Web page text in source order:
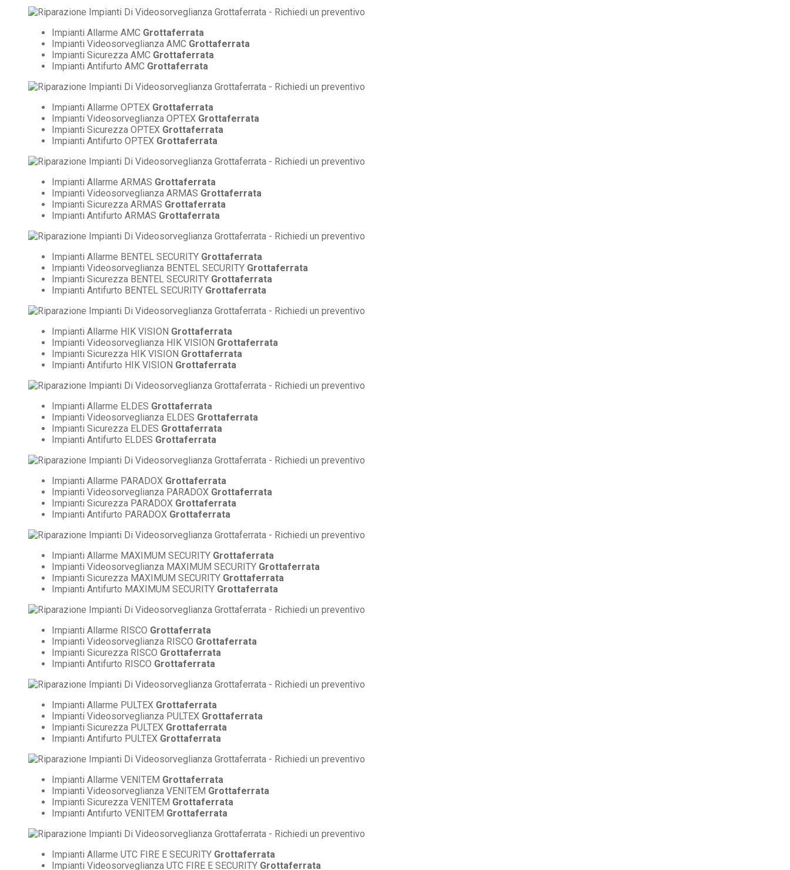
Impianti Allarme AMC Grottaferrata
Impianti Videosorveglianza AMC Grottaferrata
Impianti Sicurezza AMC Grottaferrata
Impianti Antifurto AMC Grottaferrata
Impianti Allarme OPTEX Grottaferrata
Impianti Videosorveglianza OPTEX Grottaferrata
Impianti Sicurezza OPTEX Grottaferrata
Impianti Antifurto OPTEX Grottaferrata
Impianti Allarme ARMAS Grottaferrata
Impianti Videosorveglianza ARMAS Grottaferrata
Impianti Sicurezza ARMAS Grottaferrata
Impianti Antifurto ARMAS Grottaferrata
Impianti Allarme BENTEL SECURITY Grottaferrata
Impianti Videosorveglianza BENTEL SECURITY Grottaferrata
Impianti Sicurezza BENTEL SECURITY Grottaferrata
Impianti Antifurto BENTEL SECURITY Grottaferrata
Impianti Allarme HIK VISION Grottaferrata
Impianti Videosorveglianza HIK VISION Grottaferrata
Impianti Sicurezza HIK VISION Grottaferrata
Impianti Antifurto HIK VISION Grottaferrata
Impianti Allarme ELDES Grottaferrata
Impianti Videosorveglianza ELDES Grottaferrata
Impianti Sicurezza ELDES Grottaferrata
Impianti Antifurto ELDES Grottaferrata
Impianti Allarme PARADOX Grottaferrata
Impianti Videosorveglianza PARADOX Grottaferrata
Impianti Sicurezza PARADOX Grottaferrata
Impianti Antifurto PARADOX Grottaferrata
Impianti Allarme MAXIMUM SECURITY Grottaferrata
Impianti Videosorveglianza MAXIMUM SECURITY Grottaferrata
Impianti Sicurezza MAXIMUM SECURITY Grottaferrata
Impianti Antifurto MAXIMUM SECURITY Grottaferrata
Impianti Allarme RISCO Grottaferrata
Impianti Videosorveglianza RISCO Grottaferrata
Impianti Sicurezza RISCO Grottaferrata
Impianti Antifurto RISCO Grottaferrata
Impianti Allarme PULTEX Grottaferrata
Impianti Videosorveglianza PULTEX Grottaferrata
Impianti Sicurezza PULTEX Grottaferrata
Impianti Antifurto PULTEX Grottaferrata
Impianti Allarme VENITEM Grottaferrata
Impianti Videosorveglianza VENITEM Grottaferrata
Impianti Sicurezza VENITEM Grottaferrata
Impianti Antifurto VENITEM Grottaferrata
Impianti Allarme UTC FIRE E SECURITY Grottaferrata
Impianti Videosorveglianza UTC FIRE E SECURITY Grottaferrata